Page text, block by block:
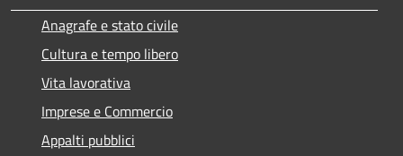
Anagrafe e stato civile
Cultura e tempo libero
Vita lavorativa
Imprese e Commercio
Appalti pubblici